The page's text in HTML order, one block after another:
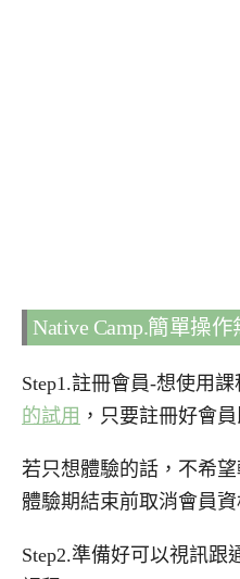
Native Camp.簡單操作
Step1.註冊會員-想使用
的試用 ，只要註冊好會
若只想體驗的話，不希
體驗期結束前取消會員資
Step2.準備好可以視訊